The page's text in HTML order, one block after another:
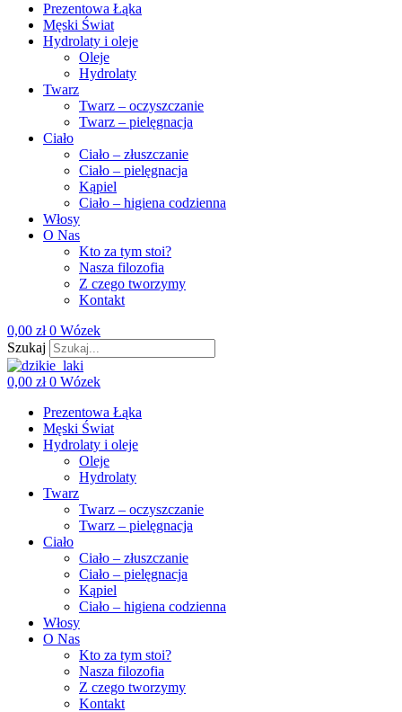
Prezentowa Łąka
Męski Świat
Hydrolaty i oleje
Oleje
Hydrolaty
Twarz
Twarz – oczyszczanie
Twarz – pielęgnacja
Ciało
Ciało – złuszczanie
Ciało – pielęgnacja
Kąpiel
Ciało – higiena codzienna
Włosy
O Nas
Kto za tym stoi?
Nasza filozofia
Z czego tworzymy
Kontakt
0,00 zł 0 Wózek
Szukaj
0,00 zł 0 Wózek
Prezentowa Łąka
Męski Świat
Hydrolaty i oleje
Oleje
Hydrolaty
Twarz
Twarz – oczyszczanie
Twarz – pielęgnacja
Ciało
Ciało – złuszczanie
Ciało – pielęgnacja
Kąpiel
Ciało – higiena codzienna
Włosy
O Nas
Kto za tym stoi?
Nasza filozofia
Z czego tworzymy
Kontakt